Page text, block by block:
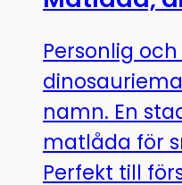
Personlig
namn. En
matlåda för
Perfekt till